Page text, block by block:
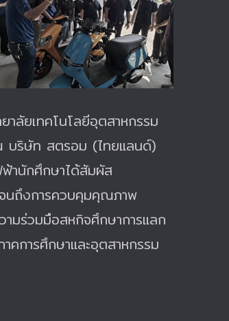
ลัยเทคโนโลยีอุตสาหกรรม
บริษัท สตรอม (ไทยแลนด์)
านักศึกษาได้สัมผัส
นถึงการควบคุมคุณภาพ
มร่วมมือสหกิจศึกษาการแลก
คการศึกษาและอุตสาหกรรม